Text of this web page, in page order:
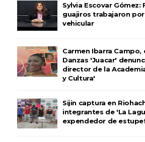
Sylvia Escovar Gómez:
guajiros trabajaron
vehicular
Carmen Ibarra
Danzas 'Juacar'
director de la
y Cultura'
Sijin captura en
integrantes de 'La
expendedor de